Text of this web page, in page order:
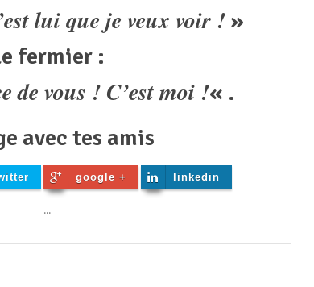
lui que je veux voir !»
fermier :
de vous ! C’est moi !« .
avec tes amis
google + linkedin
...